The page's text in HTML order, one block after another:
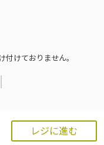
レジに進む
けておりません。